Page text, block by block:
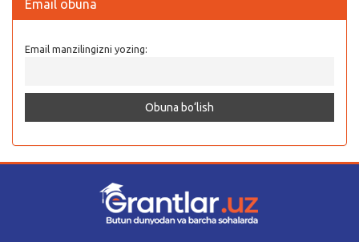
Email obuna
Email manzilingizni yozing: